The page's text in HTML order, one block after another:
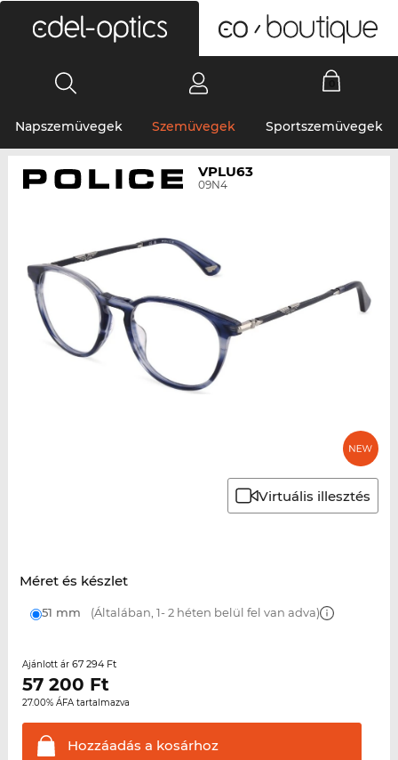
Napszemüvegek Szemüvegek Sportszemüvegek
VPLU63
09N4
Virtuális illesztés
Méret és készlet
51 mm (Általában, 1- 2 héten belül fel van adva)
Ajánlott ár 67 294 Ft
57 200 Ft
27.00% ÁFA tartalmazva
Hozzáadás a kosárhoz